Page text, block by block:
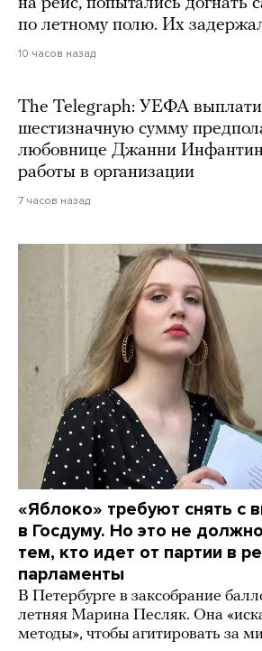
на рейс, попытались догнать
по летному полю. Их
10 часов назад
The Telegraph: УЕФА
шестизначную сумму
любовнице Джанни
работы в организации
7 часов назад
«Яблоко» требуют снять с
в Госдуму. Но это не
тем, кто идет от партии в
парламенты
В Петербурге в заксобрание
летняя Марина Песляк. Она
методы», чтобы агитировать за